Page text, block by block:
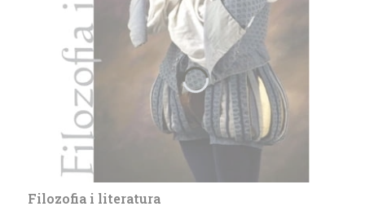
Filozofia i literatura